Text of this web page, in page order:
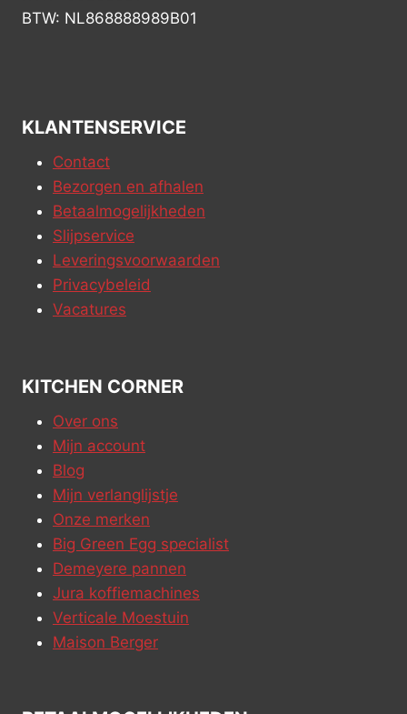
BTW: NL868888989B01
KLANTENSERVICE
Contact
Bezorgen en afhalen
Betaalmogelijkheden
Slijpservice
Leveringsvoorwaarden
Privacybeleid
Vacatures
KITCHEN CORNER
Over ons
Mijn account
Blog
Mijn verlanglijstje
Onze merken
Big Green Egg specialist
Demeyere pannen
Jura koffiemachines
Verticale Moestuin
Maison Berger